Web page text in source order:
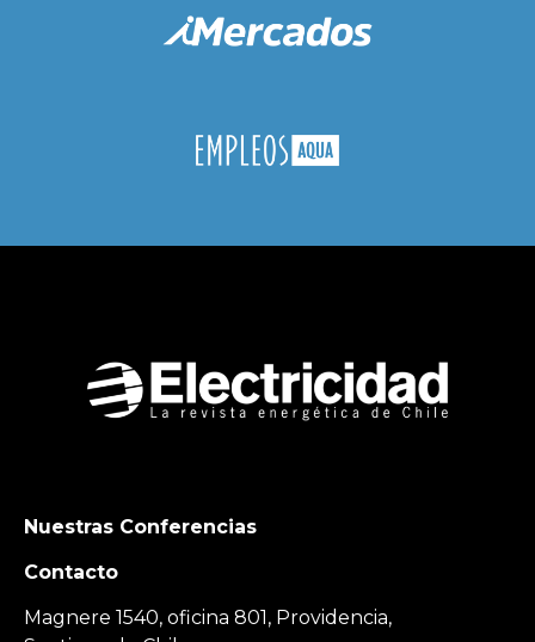
Nuestras Conferencias
Contacto
Magnere 1540, oficina 801, Providencia,